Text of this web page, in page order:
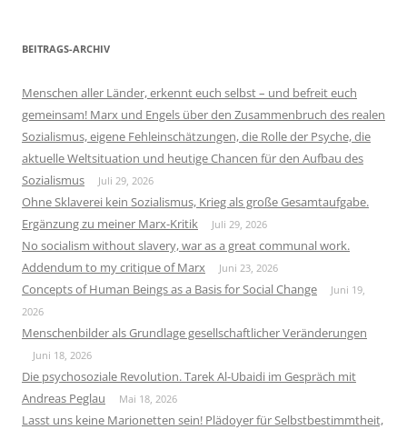
BEITRAGS-ARCHIV
Menschen aller Länder, erkennt euch selbst – und befreit euch
gemeinsam! Marx und Engels über den Zusammenbruch des realen
Sozialismus, eigene Fehleinschätzungen, die Rolle der Psyche, die
aktuelle Weltsituation und heutige Chancen für den Aufbau des
Sozialismus
Juli 29, 2026
Ohne Sklaverei kein Sozialismus, Krieg als große Gesamtaufgabe.
Ergänzung zu meiner Marx-Kritik
Juli 29, 2026
No socialism without slavery, war as a great communal work.
Addendum to my critique of Marx
Juni 23, 2026
Concepts of Human Beings as a Basis for Social Change
Juni 19,
2026
Menschenbilder als Grundlage gesellschaftlicher Veränderungen
Juni 18, 2026
Die psychosoziale Revolution. Tarek Al-Ubaidi im Gespräch mit
Andreas Peglau
Mai 18, 2026
Lasst uns keine Marionetten sein! Plädoyer für Selbstbestimmtheit,